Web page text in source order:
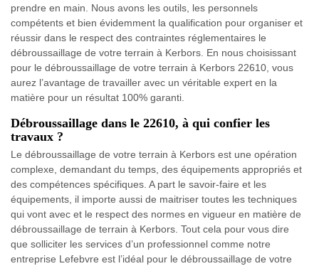
prendre en main. Nous avons les outils, les personnels
compétents et bien évidemment la qualification pour organiser et
réussir dans le respect des contraintes réglementaires le
débroussaillage de votre terrain à Kerbors. En nous choisissant
pour le débroussaillage de votre terrain à Kerbors 22610, vous
aurez l’avantage de travailler avec un véritable expert en la
matière pour un résultat 100% garanti.
Débroussaillage dans le 22610, à qui confier les
travaux ?
Le débroussaillage de votre terrain à Kerbors est une opération
complexe, demandant du temps, des équipements appropriés et
des compétences spécifiques. A part le savoir-faire et les
équipements, il importe aussi de maitriser toutes les techniques
qui vont avec et le respect des normes en vigueur en matière de
débroussaillage de terrain à Kerbors. Tout cela pour vous dire
que solliciter les services d’un professionnel comme notre
entreprise Lefebvre est l’idéal pour le débroussaillage de votre